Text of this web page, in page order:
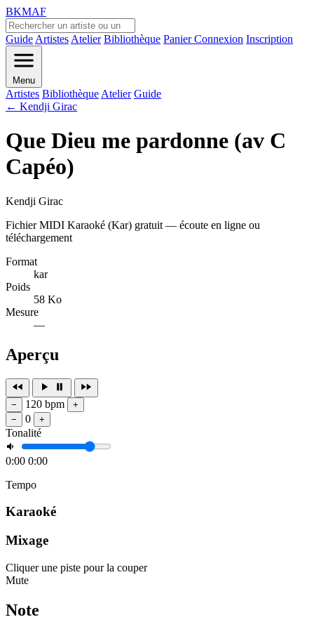
BKMAF
Guide Artistes Atelier Bibliothèque PanierConnexion Inscription
Menu
Artistes Bibliothèque Atelier Guide
← Kendji Girac
Que Dieu me pardonne (av C
Capéo)
Kendji Girac
Fichier MIDI Karaoké (Kar) gratuit — écoute en ligne ou
téléchargement
Format
kar
Poids
58 Ko
Mesure
—
Aperçu
− 120 bpm
+
−
0 +
Tonalité
0:00 0:00
Tempo
Karaoké
Mixage
Cliquer une piste pour la couper
Mute
Note